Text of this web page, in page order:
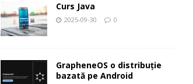
Curs Java
2025-09-30 0
GrapheneOS o distribuție
bazată pe Android